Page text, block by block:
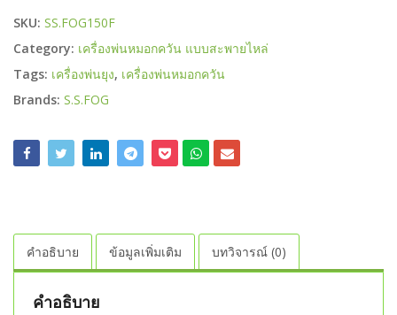
SKU: SS.FOG150F
Category: เครื่องพ่นหมอกควัน แบบสะพายไหล่
Tags: เครื่องพ่นยุง, เครื่องพ่นหมอกควัน
Brands: S.S.FOG
คำอธิบาย ข้อมูลเพิ่มเติม บทวิจารณ์ (0)
คำอธิบาย